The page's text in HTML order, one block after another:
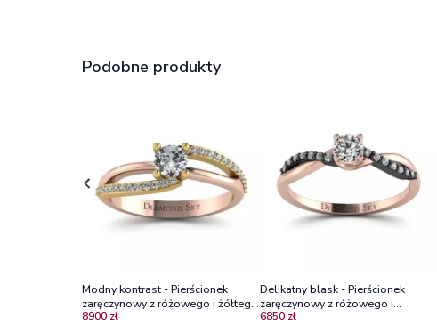
Podobne produkty
Modny kontrast - Pierścionek
zaręczynowy z różowego i żółtego
złota z diamentami VS1/H
8900 zł
Delikatny blask - Pierścionek
zaręczynowy z różowego i
czarnego złota z diamentami
6850 zł